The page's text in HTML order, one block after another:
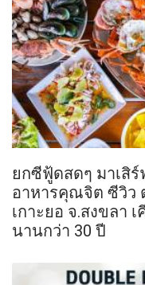
ยกซีฟู้ดสดๆ มาเสิ
อาหารคุณจิต ซีวิว
เกาะยอ จ.สงขลา
นานกว่า 30 ปี